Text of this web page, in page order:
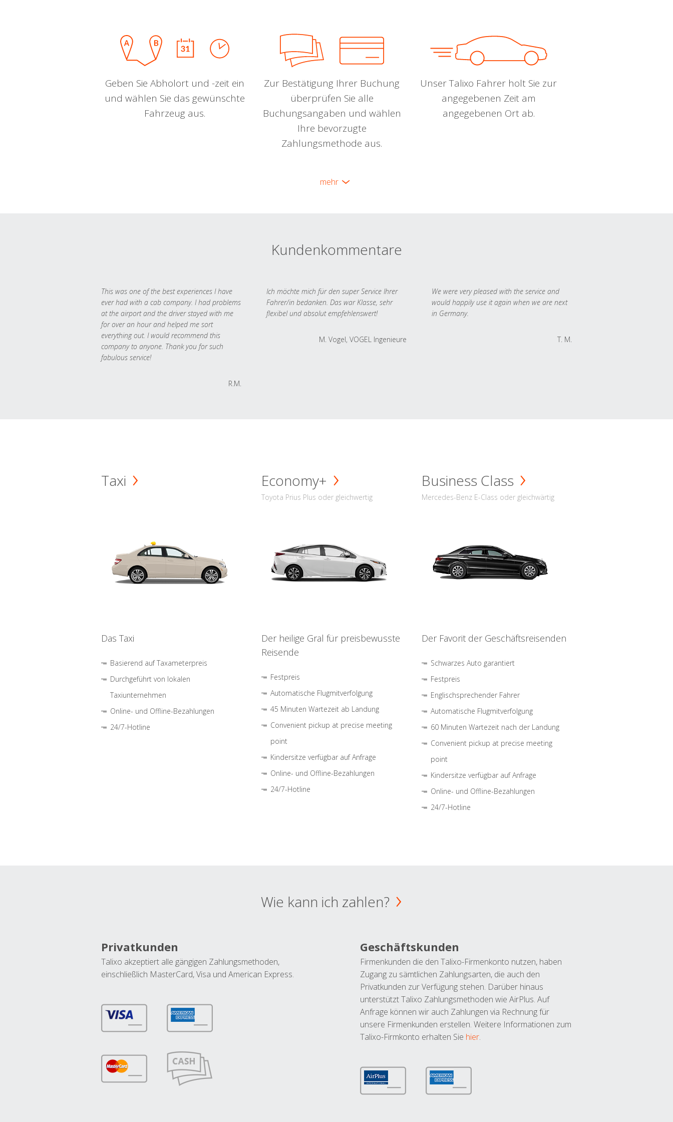
Geben Sie Abholort und -zeit ein
und wählen Sie das gewünschte
Fahrzeug aus.
Zur Bestätigung Ihrer Buchung
überprüfen Sie alle
Buchungsangaben und wählen
Ihre bevorzugte
Zahlungsmethode aus.
Unser Talixo Fahrer holt Sie zur
angegebenen Zeit am
angegebenen Ort ab.
mehr
Kundenkommentare
This was one of the best experiences I have
ever had with a cab company. I had problems
at the airport and the driver stayed with me
for over an hour and helped me sort
everything out. I would recommend this
company to anyone. Thank you for such
fabulous service!
R.M.
Ich möchte mich für den super Service Ihrer
Fahrer/in bedanken. Das war Klasse, sehr
flexibel und absolut empfehlenswert!
M. Vogel, VOGEL Ingenieure
We were very pleased with the service and
would happily use it again when we are next
in Germany.
T. M.
Taxi
Das Taxi
Basierend auf Taxameterpreis
Durchgeführt von lokalen
Taxiunternehmen
Online- und Offline-Bezahlungen
24/7-Hotline
Economy+
Toyota Prius Plus oder gleichwertig
Der heilige Gral für preisbewusste
Reisende
Festpreis
Automatische Flugmitverfolgung
45 Minuten Wartezeit ab Landung
Convenient pickup at precise meeting
point
Kindersitze verfügbar auf Anfrage
Online- und Offline-Bezahlungen
24/7-Hotline
Business Class
Mercedes-Benz E-Class oder gleichwärtig
Der Favorit der Geschäftsreisenden
Schwarzes Auto garantiert
Festpreis
Englischsprechender Fahrer
Automatische Flugmitverfolgung
60 Minuten Wartezeit nach der Landung
Convenient pickup at precise meeting
point
Kindersitze verfügbar auf Anfrage
Online- und Offline-Bezahlungen
24/7-Hotline
Wie kann ich zahlen?
Privatkunden
Talixo akzeptiert alle gängigen Zahlungsmethoden,
einschließlich MasterCard, Visa und American Express.
Geschäftskunden
Firmenkunden die den Talixo-Firmenkonto nutzen, haben
Zugang zu sämtlichen Zahlungsarten, die auch den
Privatkunden zur Verfügung stehen. Darüber hinaus
unterstützt Talixo Zahlungsmethoden wie AirPlus. Auf
Anfrage können wir auch Zahlungen via Rechnung für
unsere Firmenkunden erstellen. Weitere Informationen zum
Talixo-Firmkonto erhalten Sie hier.